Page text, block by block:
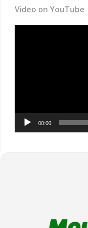
Video on YouTube
00:00